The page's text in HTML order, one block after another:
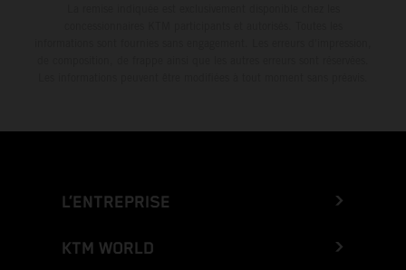
L’ENTREPRISE
KTM WORLD